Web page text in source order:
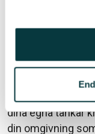
trivs i. Men hur
Förutom det helt
minskat lönegap
det är viktigt att
dina egna tankar
din omgivning